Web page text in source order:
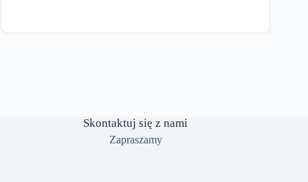
Skontaktuj się z nami
Zapraszamy